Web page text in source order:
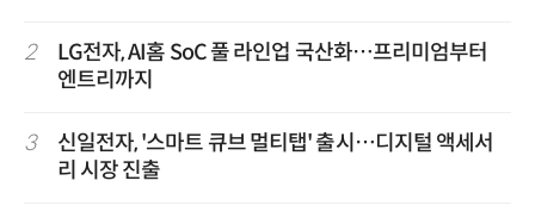
2
LG전자, AI홈 SoC 풀 라인업 국산화…프리미엄부터
엔트리까지
3
신일전자, '스마트 큐브 멀티탭' 출시…디지털 액세서
리 시장 진출